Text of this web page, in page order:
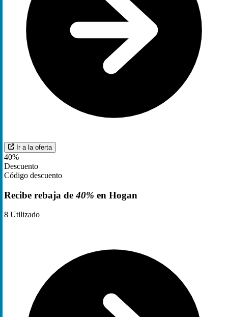
Ir a la oferta
40%
Descuento
Código descuento
Recibe rebaja de40% en Hogan
8 Utilizado